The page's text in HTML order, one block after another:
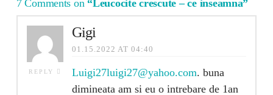
7 Comments on “Leucocite crescute – ce inseamna”
REPLY
Gigi
01.15.2022 AT 04:40
Luigi27luigi27@yahoo.com. buna
dimineata am si eu o intrebare de 1an